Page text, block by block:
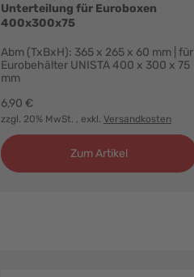
Unterteilung für Euroboxen
400x300x75
Abm (TxBxH): 365 x 265 x 60 mm | für
Eurobehälter UNISTA 400 x 300 x 75
mm
6,90 €
zzgl. 20% MwSt. , exkl. Versandkosten
Zum Artikel